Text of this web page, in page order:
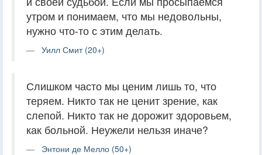
утром и понимаем, что мы недовольны,
нужно что-то с этим делать.
Уилл Смит (20+)
Слишком часто мы ценим лишь то, что
теряем. Никто так не ценит зрение, как
слепой. Никто так не дорожит здоровьем,
как больной. Неужели нельзя иначе?
Энтони де Мелло (50+)